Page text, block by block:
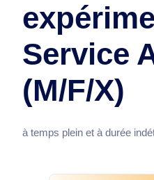
Service
(M/F/X)
à temps plein et à durée